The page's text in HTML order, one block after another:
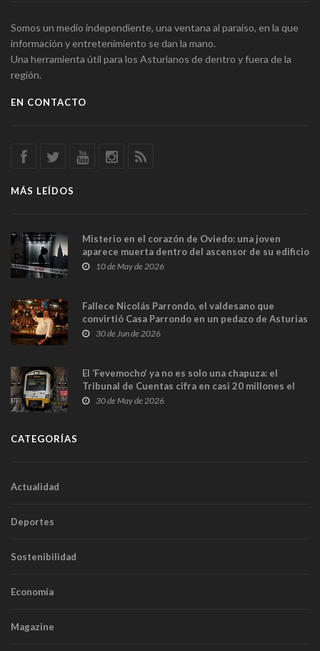
Somos un medio independiente, una ventana al paraíso, en la que
información y entretenimiento se dan la mano.
Una herramienta útil para los Asturianos de dentro y fuera de la
región.
EN CONTACTO
MÁS LEÍDOS
Misterio en el corazón de Oviedo: una joven
aparece muerta dentro del ascensor de su edificio
y las cámaras captan sus últimos minutos
10 de May de 2026
Fallece Nicolás Parrondo, el valdesano que
convirtió Casa Parrondo en un pedazo de Asturias
en Madrid
30 de Jun de 2026
El ‘Fevemocho’ ya no es solo una chapuza: el
Tribunal de Cuentas cifra en casi 20 millones el
sobrecoste de los trenes que no cabían por los
30 de May de 2026
CATEGORÍAS
Actualidad
Deportes
Sostenibilidad
Economía
Magazine